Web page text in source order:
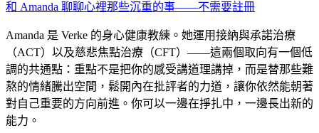
和 Amanda 聊聊心裡那些沉重的事——不需要註冊
Amanda 是 Verke 的身心健康教練。她運用接納與承諾治療
（ACT）以及慈悲焦點治療（CFT）——這兩個取向有一個低
調的共通點：重點不是把你的感受講道理講掉，而是替那些難
熬的情緒騰出空間，鬆開內在批評者的力道，讓你依然能朝著
對自己重要的方向前進。你可以一邊在掙扎中，一邊長出新的
能力。